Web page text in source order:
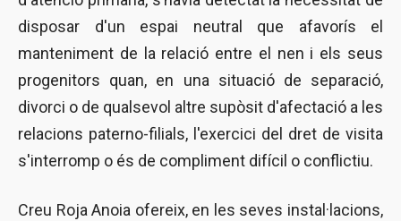
disposar d'un espai neutral que afavorís el
manteniment de la relació entre el nen i els seus
progenitors quan, en una situació de separació,
divorci o de qualsevol altre supòsit d'afectació a les
relacions paterno-filials, l'exercici del dret de visita
s'interromp o és de compliment difícil o conflictiu.
Creu Roja Anoia ofereix, en les seves instal·lacions,